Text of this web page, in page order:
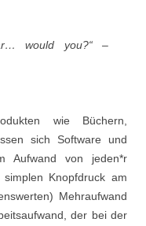
would you?“ –
wie Büchern,
sich Software und
Aufwand von jeden*r
Knopfdruck am
Mehraufwand
der bei der